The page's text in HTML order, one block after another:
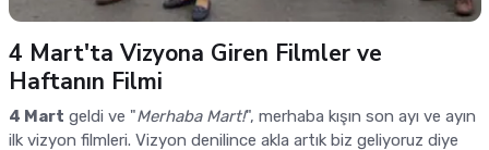
4 Mart'ta Vizyona Giren Filmler ve
Haftanın Filmi
4 Mart geldi ve "Merhaba Mart!", merhaba kışın son ayı ve ayın
ilk vizyon filmleri. Vizyon denilince akla artık biz geliyoruz diye